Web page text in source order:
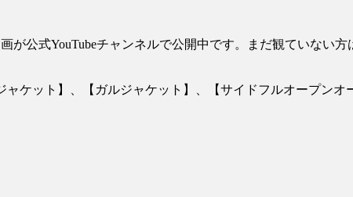
公式YouTubeチャンネルで公開中です。まだ観ていない
ケット】、【ガルジャケット】、【サイドフルオープンオ